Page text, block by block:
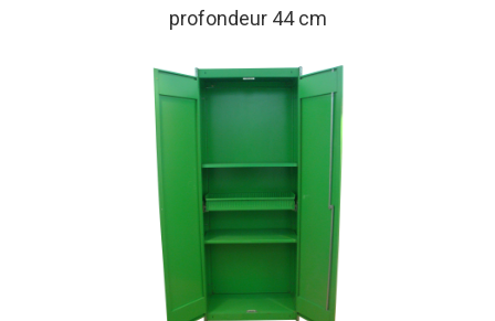
profondeur 44 cm